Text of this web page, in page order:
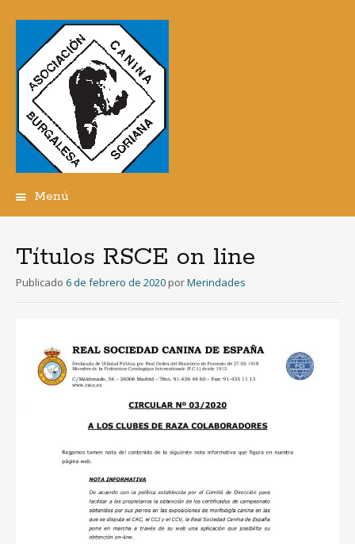
Menú
contenido
Títulos RSCE on line
Publicado 6 de febrero de 2020 porMerindades